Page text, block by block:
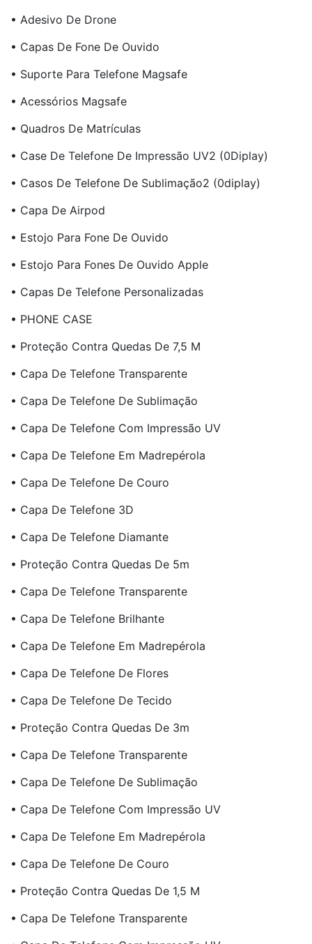
• Adesivo De Drone
• Capas De Fone De Ouvido
• Suporte Para Telefone Magsafe
• Acessórios Magsafe
• Quadros De Matrículas
• Case De Telefone De Impressão UV2 (0Diplay)
• Casos De Telefone De Sublimação2 (0diplay)
• Capa De Airpod
• Estojo Para Fone De Ouvido
• Estojo Para Fones De Ouvido Apple
• Capas De Telefone Personalizadas
• PHONE CASE
• Proteção Contra Quedas De 7,5 M
• Capa De Telefone Transparente
• Capa De Telefone De Sublimação
• Capa De Telefone Com Impressão UV
• Capa De Telefone Em Madrepérola
• Capa De Telefone De Couro
• Capa De Telefone 3D
• Capa De Telefone Diamante
• Proteção Contra Quedas De 5m
• Capa De Telefone Transparente
• Capa De Telefone Brilhante
• Capa De Telefone Em Madrepérola
• Capa De Telefone De Flores
• Capa De Telefone De Tecido
• Proteção Contra Quedas De 3m
• Capa De Telefone Transparente
• Capa De Telefone De Sublimação
• Capa De Telefone Com Impressão UV
• Capa De Telefone Em Madrepérola
• Capa De Telefone De Couro
• Proteção Contra Quedas De 1,5 M
• Capa De Telefone Transparente